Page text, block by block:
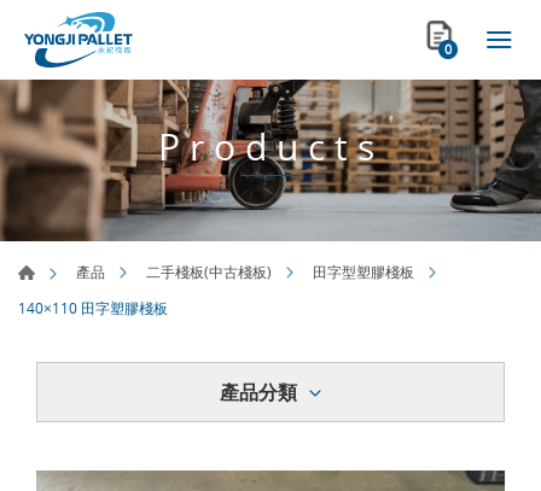
0
Products
產品 二手棧板(中古棧板)
田字型塑膠棧板
140×110 田字塑膠棧板
產品分類